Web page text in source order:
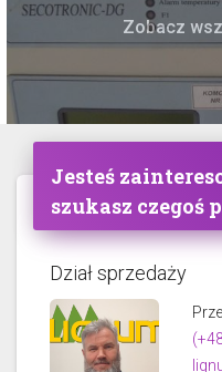
Zobacz
Jesteś
szukasz czegoś
Dział sprzedaży